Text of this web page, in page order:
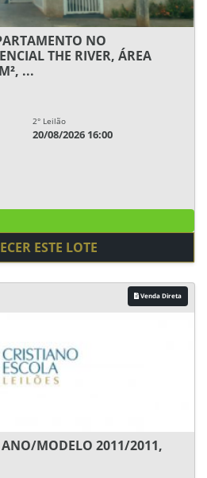
NO
THE RIVER, ÁREA
...
2° Leilão
20/08/2026 16:00
ESTE LOTE
Venda Direta
ANO/MODELO 2011/2011,